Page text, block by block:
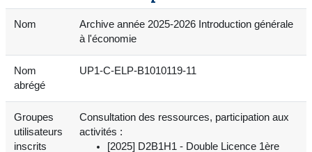
Nom
Archive année 2025-2026 Introduction générale
à l'économie
Nom
abrégé
UP1-C-ELP-B1010119-11
Groupes
utilisateurs
inscrits
Consultation des ressources, participation aux
activités :
[2025] D2B1H1 - Double Licence 1ère